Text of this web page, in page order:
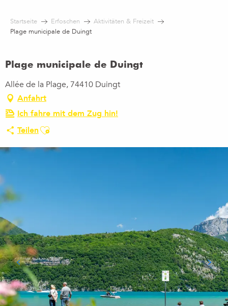
contenu
Startseite Erfoschen
Aktivitäten & Freizeit
Plage municipale de Duingt
Plage municipale de Duingt
Allée de la Plage, 74410 Duingt
Anfahrt
Ich fahre mit dem Zug hin!
TeilenAjouter aux favoris